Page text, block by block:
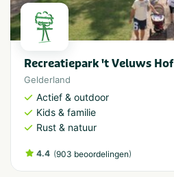
Recreatiepark 't Veluws Hof
Gelderland
Actief & outdoor
Kids & familie
Rust & natuur
4.4 (903 beoordelingen)